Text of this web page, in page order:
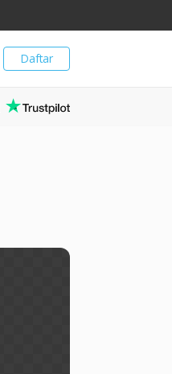
Daftar